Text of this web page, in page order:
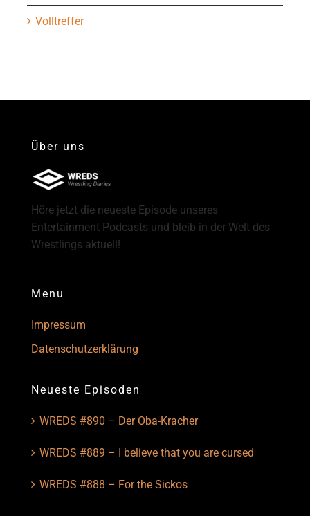
Volltreffer
Über uns
Höre jetzt die neueste Episode unseres
Entertainment Podcasts und bleib in der Welt des
Wrestlings aktuell!
Menu
Impressum
Datenschutzerklärung
Neueste Episoden
WREDS #890 – Der Oba-Kracher
WREDS #889 – I believe that you are cursed
WREDS #888 – For the Sickos